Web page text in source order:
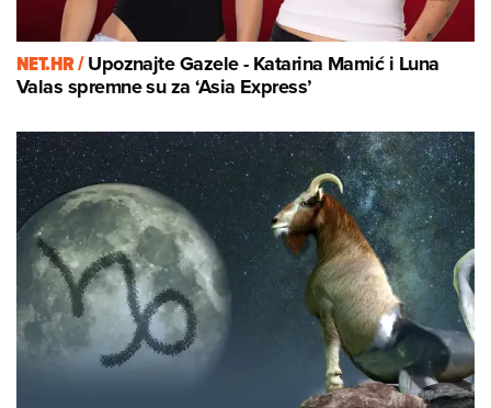
NET.HR /Upoznajte Gazele - Katarina Mamić i Luna
Valas spremne su za ‘Asia Express’